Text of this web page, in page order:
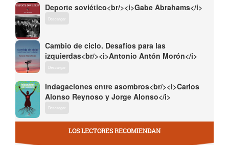
Deporte soviético<br/><i>Gabe Abrahams</i>
Descargar
Cambio de ciclo. Desafíos para las
izquierdas<br/><i>Antonio Antón Morón</i>
Descargar
Indagaciones entre asombros<br/><i>Carlos
Alonso Reynoso y Jorge Alonso</i>
Descargar
LOS LECTORES RECOMIENDAN